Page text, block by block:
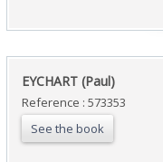
‎EYCHART (Paul)‎
Reference : 573353
See the book